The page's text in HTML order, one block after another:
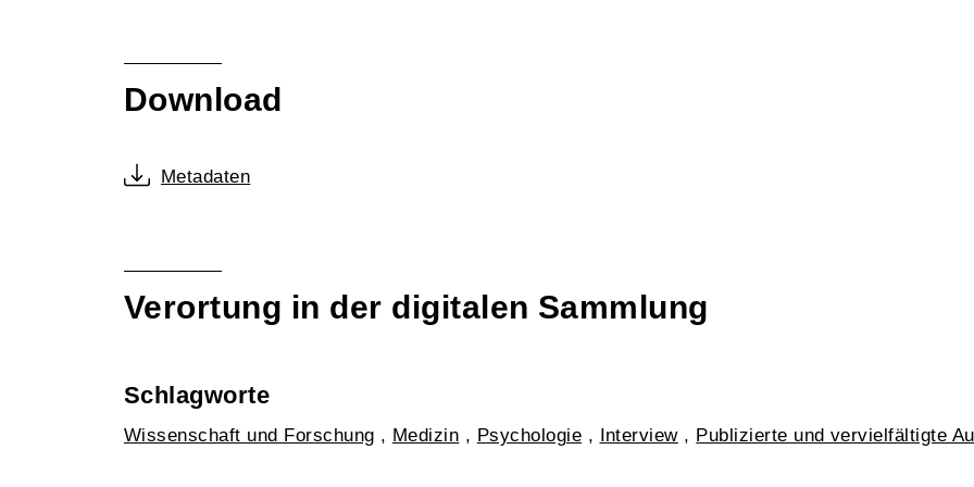
Download
Metadaten
Verortung in der digitalen Sammlung
Schlagworte
Wissenschaft und Forschung , Medizin , Psychologie , Interview, Publizierte und vervielfältigte